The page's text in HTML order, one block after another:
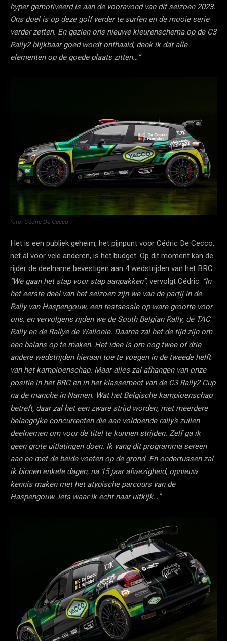
hyper gemotiveerd is aan de vooravond van dit seizoen 2023.
Ons doel is op deze golf verder te surfen en de mooie serie
verder zetten. En gezien ons nieuwe kleurenschema op de C3
Rally2 blijkbaar goed wordt onthaald, denk ik dat alle
elementen op de goede plaats zitten…”
foto: Cédric De Cecco
Het is een publiek geheim, het pijnpunt voor Cédric De Cecco,
net al voor vele anderen, is het budget. Op dit moment kan de
rijder de deelname bevestigen aan 4 wedstrijden van het BRC.
“We gaan het stap voor stap aanpakken”, vervolgt Cédric. “In
het eerste deel van het seizoen zijn we van de partij in de
Rally van Haspengouw, een testsessie op ware grootte voor
ons, en vervolgens rijden we de South Belgian Rally, de TAC
Rally en de Rallye de Wallonie. Daarna zal het de tijd zijn om
een balans op te maken. Het idee is om nog twee of drie
andere wedstrijden hieraan toe te voegen in de tweede helft
van het kampioenschap. Maar alles zal afhangen van onze
positie in het BRC en in het klassement van de C3 Rally2 Cup
na de manche in Namen. Wat het Belgische kampioenschap
betreft, daar zal het een zware strijd worden, met meerdere
belangrijke concurrenten die aan voldoende rally’s zullen
deelnemen om voor de titel te kunnen strijden. Zelf ga ik
geen grote uitlatingen doen. Ik vang dit programma sereen
aan en met de beide voeten op de grond. En ondertussen zal
ik binnen enkele dagen, na 15 jaar afwezigheid, opnieuw
kennis maken met het atypische parcours van de
Haspengouw. Iets waar ik echt naar uitkijk…”